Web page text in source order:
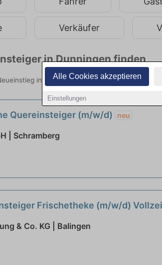
Alle Cookies akzeptieren
Einstellungen
Verkäufer
in Dunningen finden
in viele Branchen. Jetzt bewerben!
Quereinsteiger (m/w/d) neu
| Schramberg
Frischetheke (m/w/d)
& Co. KG | Balingen